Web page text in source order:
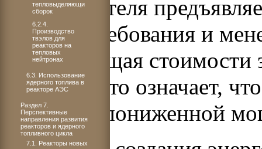
теплоносителя
строгие требования и
составляющая
25–30%. Это означает,
работа на пониженной
тепловыделяющих
сборок
6.2.4.
Производство
твэлов для
реакторов на
тепловых
нейтронах
6.3. Использование
ядерного топлива в
реакторе АЭС
Раздел 7.
Перспективные
направления развития
реакторов и ядерного
топливного цикла
7.1. Реакторы новых